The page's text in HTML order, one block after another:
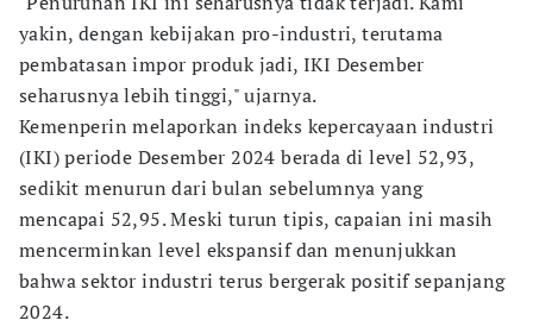
yakin, dengan kebijakan pro-industri, terutama
pembatasan impor produk jadi, IKI Desember
seharusnya lebih tinggi," ujarnya.
Kemenperin melaporkan indeks kepercayaan industri
(IKI) periode Desember 2024 berada di level 52,93,
sedikit menurun dari bulan sebelumnya yang
mencapai 52,95. Meski turun tipis, capaian ini masih
mencerminkan level ekspansif dan menunjukkan
bahwa sektor industri terus bergerak positif sepanjang
2024.